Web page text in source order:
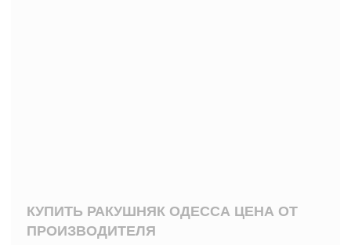
КУПИТЬ РАКУШНЯК ОДЕССА ЦЕНА ОТ
ПРОИЗВОДИТЕЛЯ